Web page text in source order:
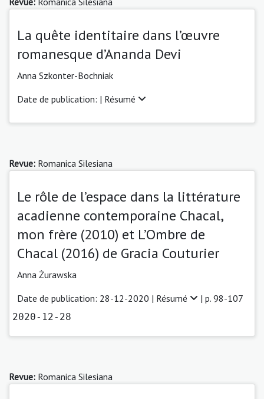
La quête identitaire dans l’œuvre
romanesque d’Ananda Devi
Anna Szkonter-Bochniak
Date de publication: | Résumé
Revue: Romanica Silesiana
Le rôle de l’espace dans la littérature
acadienne contemporaine Chacal,
mon frère (2010) et L’Ombre de
Chacal (2016) de Gracia Couturier
Anna Żurawska
Date de publication: 28-12-2020 | Résumé | p. 98-107
2020-12-28
Revue: Romanica Silesiana